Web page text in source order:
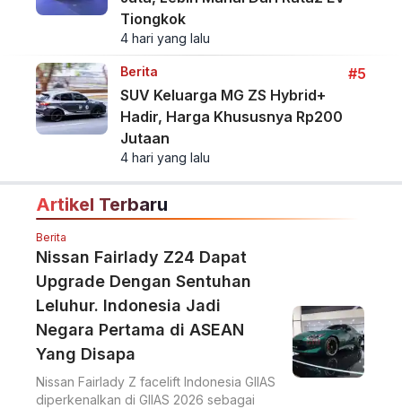
Tiongkok
4 hari yang lalu
Berita
#5
SUV Keluarga MG ZS Hybrid+
Hadir, Harga Khususnya Rp200
Jutaan
4 hari yang lalu
Artikel Terbaru
Berita
Nissan Fairlady Z24 Dapat
Upgrade Dengan Sentuhan
Leluhur. Indonesia Jadi
Negara Pertama di ASEAN
Yang Disapa
Nissan Fairlady Z facelift Indonesia GIIAS
diperkenalkan di GIIAS 2026 sebagai